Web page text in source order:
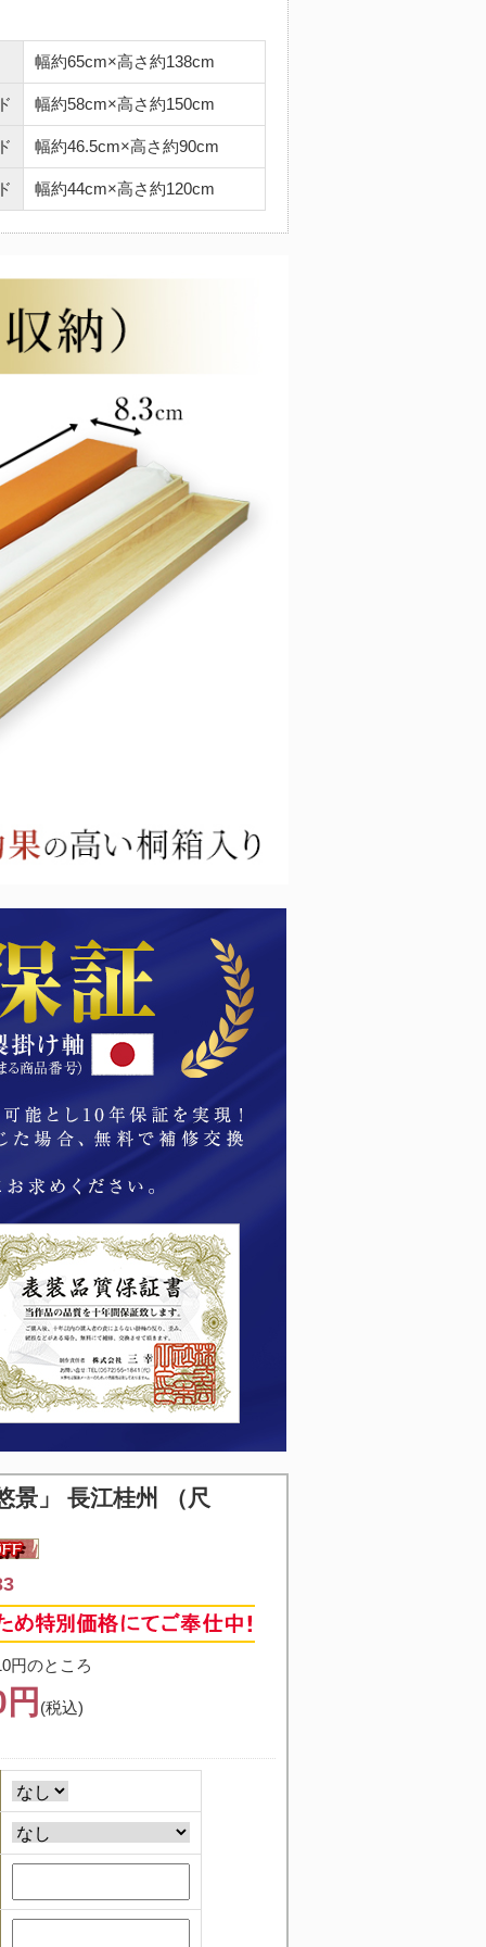
幅約65cm×高さ約138cm
幅約58cm×高さ約150cm
幅約46.5cm×高さ約90cm
幅約44cm×高さ約120cm
景」 長江桂州 （尺
円のところ
(税込)